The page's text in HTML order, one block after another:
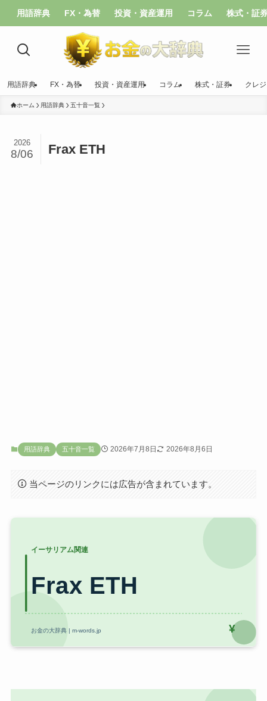
用語辞典 FX・為替 投資・資産運用 コラム 株式・証
用語辞典 FX・為替 投資・資産運用 コラム 株式・証券 クレ
ホーム 用語辞典 五十音一覧
Frax ETH
2026
8/06
用語辞典 五十音一覧 2026年7月8日 2026年8月6日
当ページのリンクには広告が含まれています。